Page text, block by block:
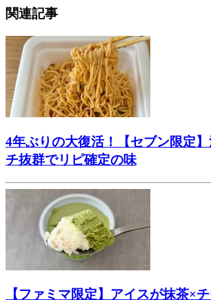
関連記事
4年ぶりの大復活！【セブン限定
チ抜群でリピ確定の味
【ファミマ限定】アイスが抹茶×